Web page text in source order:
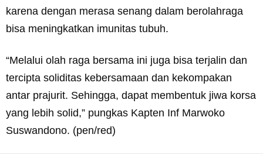
karena dengan merasa senang dalam berolahraga
bisa meningkatkan imunitas tubuh.
“Melalui olah raga bersama ini juga bisa terjalin dan
tercipta soliditas kebersamaan dan kekompakan
antar prajurit. Sehingga, dapat membentuk jiwa korsa
yang lebih solid,” pungkas Kapten Inf Marwoko
Suswandono. (pen/red)